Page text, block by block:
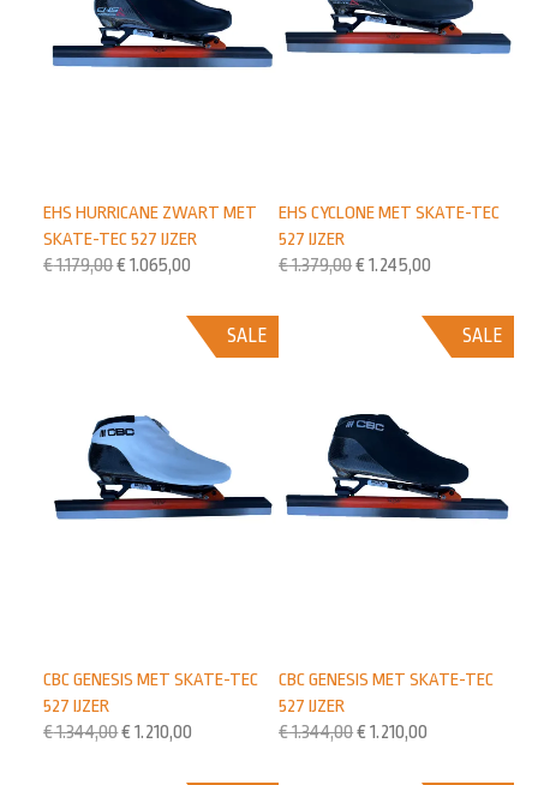
EHS CYCLONE MET SKATE-TEC
527 IJZER
€1.379,00€ 1.245,00
EHS HURRICANE ZWART MET
SKATE-TEC 527 IJZER
€1.179,00€ 1.065,00
SALE
CBC GENESIS MET SKATE-TEC
527 IJZER
€1.344,00€ 1.210,00
SALE
CBC GENESIS MET SKATE-TEC
527 IJZER
€1.344,00€ 1.210,00